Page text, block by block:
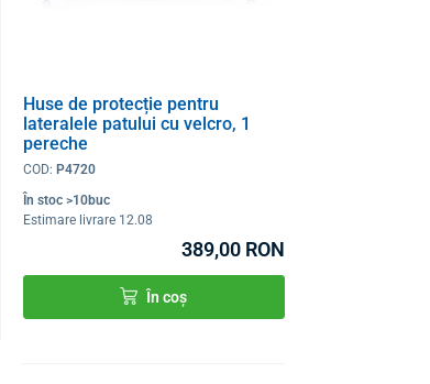
Huse de protecție pentru
lateralele patului cu velcro, 1
pereche
COD: P4720
În stoc >10buc
Estimare livrare 12.08
389,00 RON
În coș